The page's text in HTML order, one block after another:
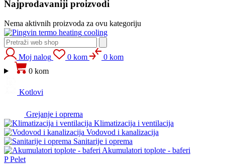
Najprodavaniji proizvodi
Nema aktivnih proizvoda za ovu kategoriju
heating cooling
Moj nalog 0 kom
0 kom
0 kom
Kotlovi
Grejanje i oprema
Klimatizacija i ventilacija
Vodovod i kanalizacija
Sanitarije i oprema
Akumulatori toplote - baferi
P Pelet